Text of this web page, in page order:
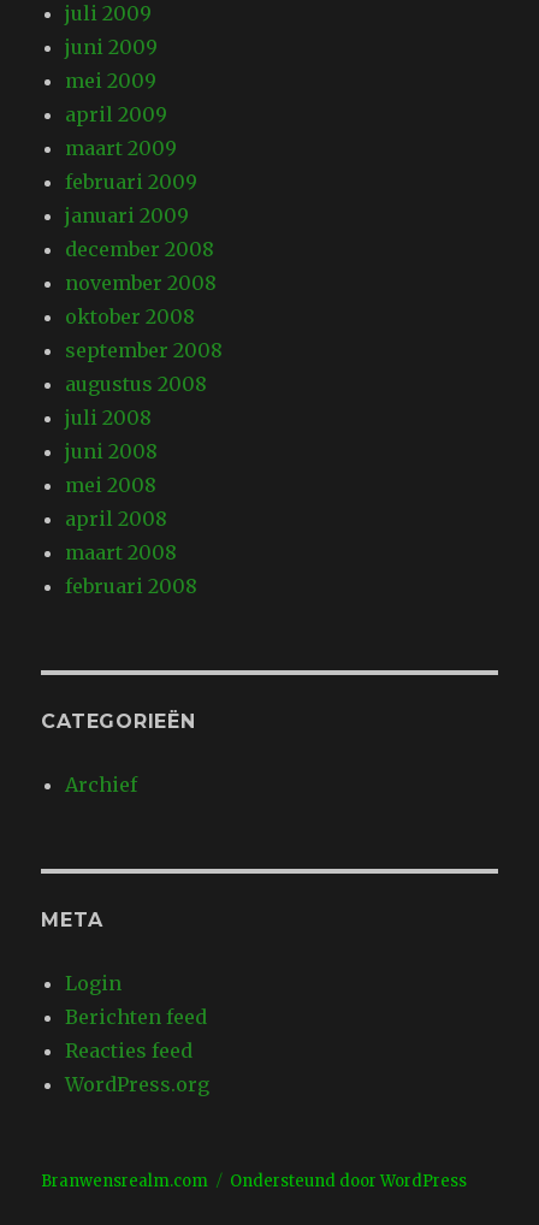
juli 2009
juni 2009
mei 2009
april 2009
maart 2009
februari 2009
januari 2009
december 2008
november 2008
oktober 2008
september 2008
augustus 2008
juli 2008
juni 2008
mei 2008
april 2008
maart 2008
februari 2008
CATEGORIEËN
Archief
META
Login
Berichten feed
Reacties feed
WordPress.org
Branwensrealm.com Ondersteund door WordPress